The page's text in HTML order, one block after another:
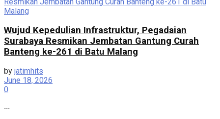
Wujud Kepedulian Infrastruktur, Pegadaian
Surabaya Resmikan Jembatan Gantung Curah
Banteng ke-261 di Batu Malang
by jatimhits
June 18, 2026
0
...